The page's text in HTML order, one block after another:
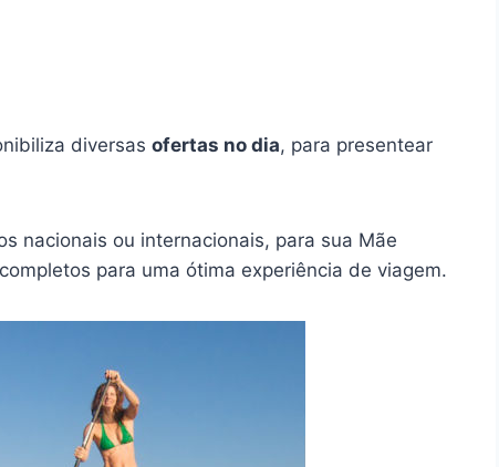
diversas ofertas no dia, para presentear
nacionais ou internacionais, para sua Mãe
para uma ótima experiência de viagem.